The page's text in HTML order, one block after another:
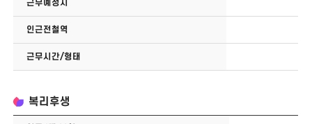
근무예정지
인근전철역
근무시간/형태
복리후생